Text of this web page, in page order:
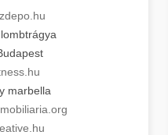
marbella